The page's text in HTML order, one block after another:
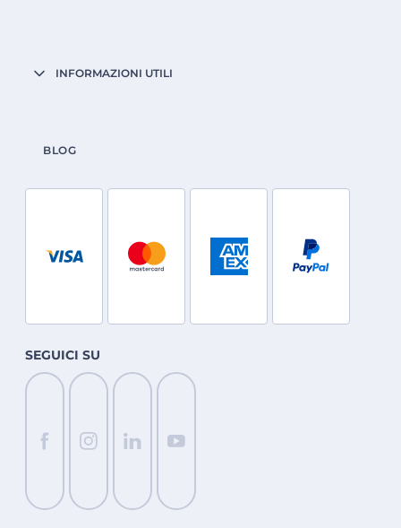
INFORMAZIONI UTILI
BLOG
SEGUICI SU